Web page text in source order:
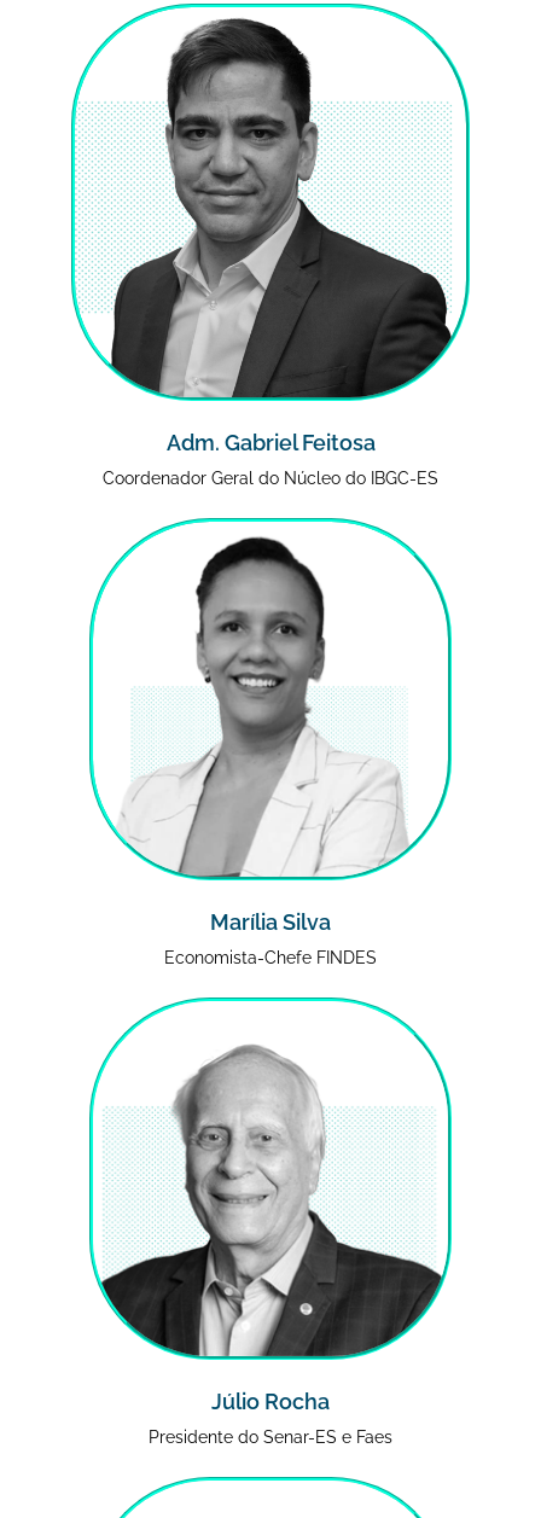
Adm. Gabriel Feitosa
Coordenador Geral do Núcleo do IBGC-ES
Marília Silva
Economista-Chefe FINDES
Júlio Rocha
Presidente do Senar-ES e Faes